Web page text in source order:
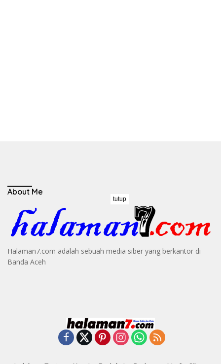
About Me
Halaman7.com adalah sebuah media siber yang berkantor di
Banda Aceh
tutup